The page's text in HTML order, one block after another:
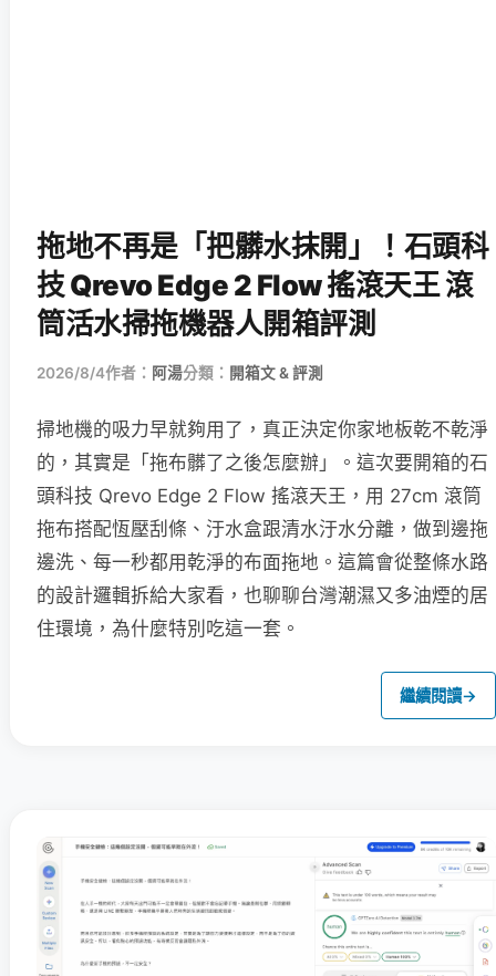
拖地不再是「把髒水抹開」！石頭科
技 Qrevo Edge 2 Flow 搖滾天王 滾
筒活水掃拖機器人開箱評測
2026/8/4作者： 阿湯分類： 開箱文 & 評測
掃地機的吸力早就夠用了，真正決定你家地板乾不乾淨
的，其實是「拖布髒了之後怎麼辦」。這次要開箱的石
頭科技 Qrevo Edge 2 Flow 搖滾天王，用 27cm 滾筒
拖布搭配恆壓刮條、汙水盒跟清水汙水分離，做到邊拖
邊洗、每一秒都用乾淨的布面拖地。這篇會從整條水路
的設計邏輯拆給大家看，也聊聊台灣潮濕又多油煙的居
住環境，為什麼特別吃這一套。
繼續閱讀→